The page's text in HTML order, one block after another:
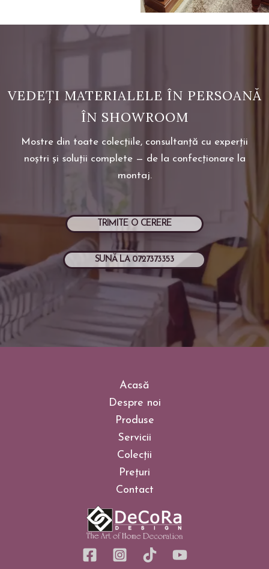
VEDEȚI MATERIALELE ÎN PERSOANĂ
ÎN SHOWROOM
Mostre din toate colecțiile, consultanță cu experții
noștri și soluții complete — de la confecționare la
montaj.
TRIMITE O CERERE
SUNĂ LA 0727373353
Acasă
Despre noi
Produse
Servicii
Colecții
Prețuri
Contact